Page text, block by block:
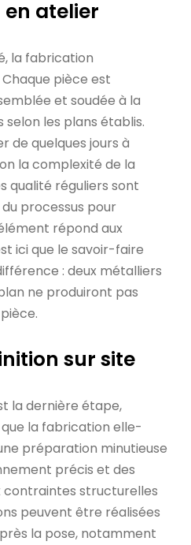
atelier
la fabrication
pièce est
et soudée à la
les plans établis.
de quelques jours à
la complexité de la
qualité réguliers sont
processus pour
répond aux
ici que le savoir-faire
: deux métalliers
ne produiront pas
sur site
la dernière étape,
la fabrication elle-
préparation minutieuse
précis et des
contraintes structurelles
peuvent être réalisées
la pose, notamment